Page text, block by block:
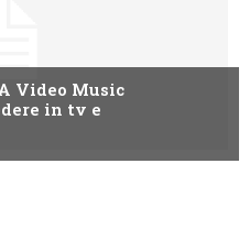
Video Music
in tv e